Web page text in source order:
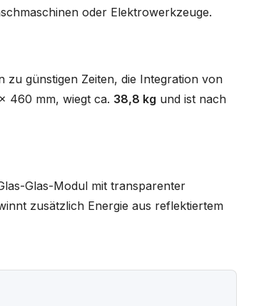
oder Elektrowerkzeuge.
zu günstigen Zeiten, die Integration von
460 mm, wiegt ca. 38,8 kg und ist nach
Glas-Modul mit transparenter
zusätzlich Energie aus reflektiertem